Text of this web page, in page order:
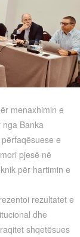
menaxhimin e
Banka
e
pjesë në
për hartimin e
rezultatet e
dhe
shqetësues